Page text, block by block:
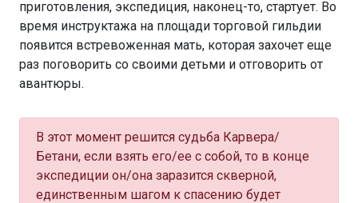
приготовления, экспедиция, наконец-то, стартует. Во
время инструктажа на площади торговой гильдии
появится встревоженная мать, которая захочет еще
раз поговорить со своими детьми и отговорить от
авантюры.
В этот момент решится судьба Карвера/
Бетани, если взять его/ее с собой, то в конце
экспедиции он/она заразится скверной,
единственным шагом к спасению будет